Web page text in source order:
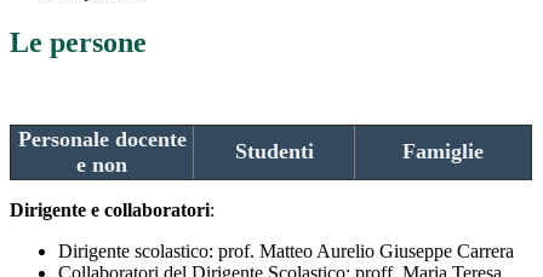
Le persone
Personale docente
e non
Studenti Famiglie
Dirigente e collaboratori:
Dirigente scolastico: prof. Matteo Aurelio Giuseppe Carrera